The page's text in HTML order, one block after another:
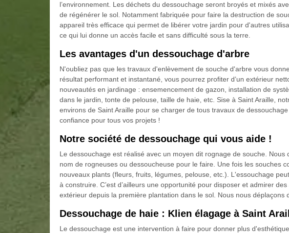
l’environnement. Les déchets du dessouchage seront broyés et mixés
de régénérer le sol. Notamment fabriquée pour faire la destruction de
appareil très efficace qui permet de libérer votre jardin pour d'autres
ce qui lui donne un accès facile et sans difficulté sous la terre.
Les avantages d'un dessouchage d'arbre
N'oubliez pas que les travaux d'enlèvement de souche d'arbre vous
résultat performant et instantané, vous pourrez profiter d’un extérieur
nouveautés en jardinage : ensemencement de gazon, installation de
dans le jardin, tonte de pelouse, taille de haie, etc. Sise à Saint Araille,
environs de Saint Araille pour se charger de tous travaux de
confiance pour tous vos projets !
Notre société de dessouchage qui vous aide !
Le dessouchage est réalisé avec un moyen dit rognage de souche. Nous
nom de rogneuses ou dessoucheuse pour le faire. Une fois les souches
nouveaux plants (fleurs, fruits, légumes, pelouse, etc.). L'essouchage
à construire. C’est d’ailleurs une opportunité pour disposer et admirer
extérieur depuis la première plantation dans le sol. Nous nous déplaçons
Dessouchage de haie : Klien élagage à Saint
Le dessouchage est une intervention à faire pour donner plus